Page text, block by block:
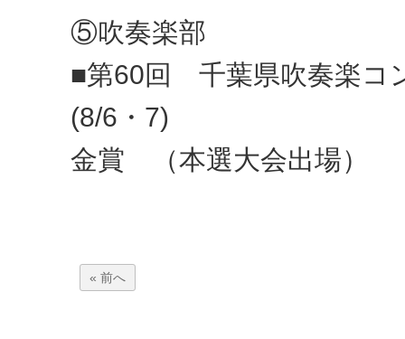
⑤吹奏楽部
■第60回 千葉県吹奏楽
(8/6・7)
金賞 （本選大会出場）
« 前へ